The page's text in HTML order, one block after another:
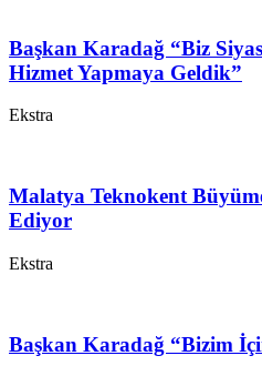
Başkan Karadağ “Biz
Hizmet Yapmaya Geldik”
Ekstra
Malatya Teknokent
Ediyor
Ekstra
Başkan Karadağ “Bizim